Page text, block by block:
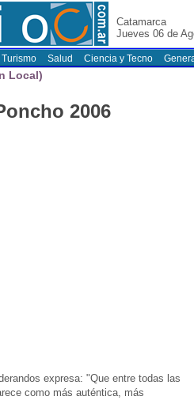
Catamarca
Jueves 06 de
Turismo Salud Ciencia y Tecno
Local)
2006
expresa: "Que entre todas las
como más auténtica, más